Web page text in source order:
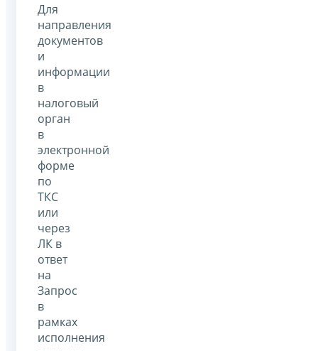
Для
направления
документов
и
информации
в
налоговый
орган
в
электронной
форме
по
ТКС
или
через
ЛК в
ответ
на
Запрос
в
рамках
исполнения